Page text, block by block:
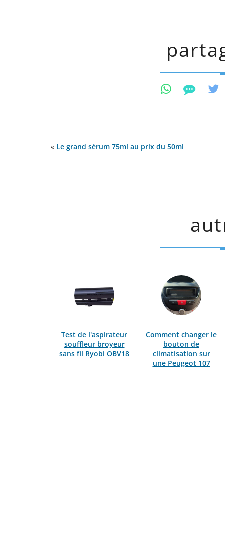
« Le grand sérum 75ml au prix du 50ml
Test de l'aspirateur
souffleur broyeur
sans fil Ryobi OBV18
Comment changer le
bouton de
climatisation sur
une Peugeot 107